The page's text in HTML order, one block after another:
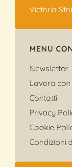
Victoria
MENU
Newsletter
Lavora con
Contatti
Privacy
Cookie
Condizioni